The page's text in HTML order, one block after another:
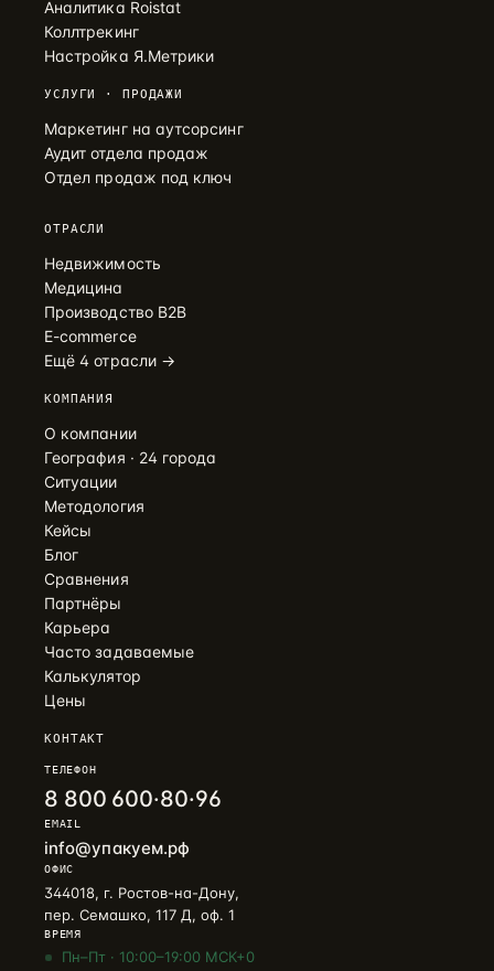
Аналитика Roistat
Коллтрекинг
Настройка Я.Метрики
УСЛУГИ · ПРОДАЖИ
Маркетинг на аутсорсинг
Аудит отдела продаж
Отдел продаж под ключ
ОТРАСЛИ
Недвижимость
Медицина
Производство B2B
E-commerce
Ещё 4 отрасли →
КОМПАНИЯ
О компании
География · 24 города
Ситуации
Методология
Кейсы
Блог
Сравнения
Партнёры
Карьера
Часто задаваемые
Калькулятор
Цены
КОНТАКТ
ТЕЛЕФОН
8 800 600·80·96
EMAIL
info@упакуем.рф
ОФИС
344018, г. Ростов-на-Дону,
пер. Семашко, 117 Д, оф. 1
ВРЕМЯ
Пн–Пт · 10:00–19:00 МСК+0